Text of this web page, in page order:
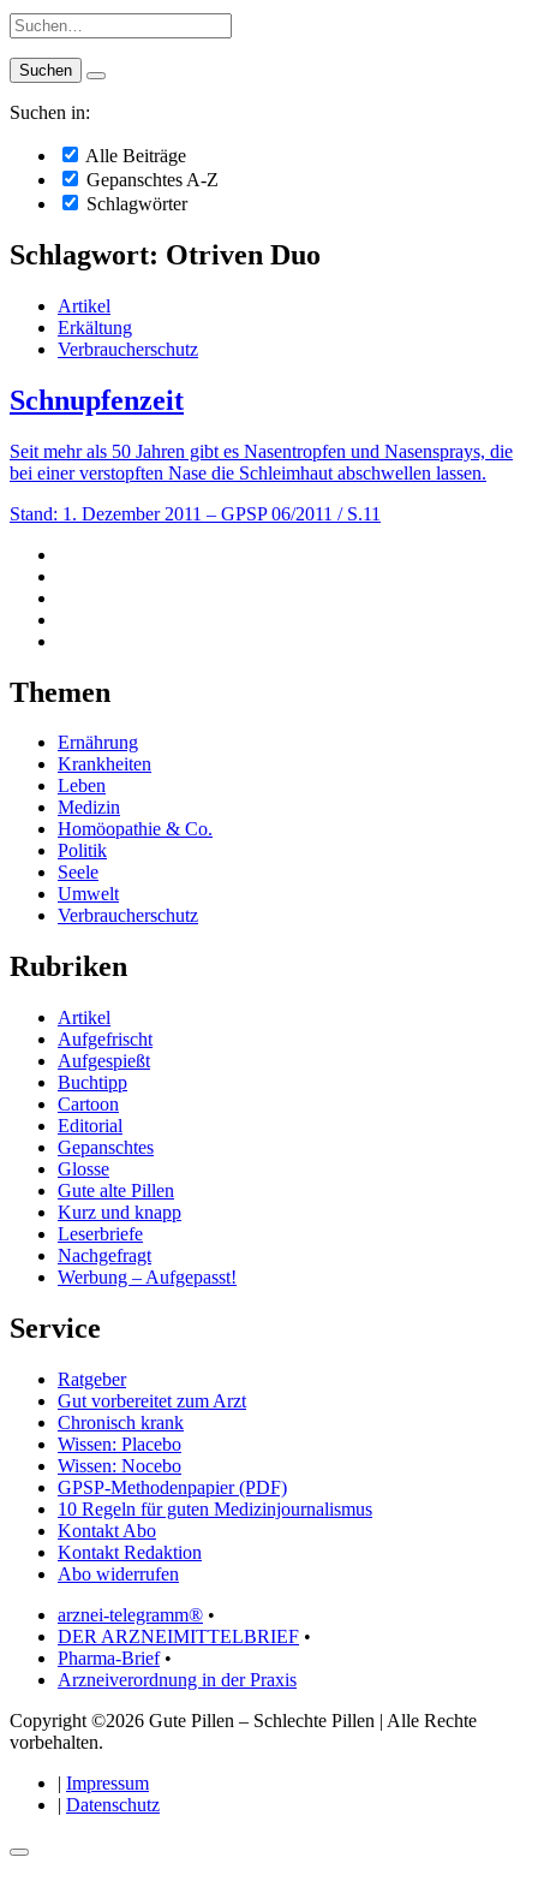
Suche:
Suchen in:
Alle Beiträge
Gepanschtes A-Z
Schlagwörter
Schlagwort: Otriven Duo
Artikel
Erkältung
Verbraucherschutz
Schnupfenzeit
Seit mehr als 50 Jahren gibt es Nasentropfen und Nasensprays, die
bei einer verstopften Nase die Schleimhaut abschwellen lassen.
Stand: 1. Dezember 2011 – GPSP 06/2011 / S.11
Themen
Ernährung
Krankheiten
Leben
Medizin
Homöopathie & Co.
Politik
Seele
Umwelt
Verbraucherschutz
Rubriken
Artikel
Aufgefrischt
Aufgespießt
Buchtipp
Cartoon
Editorial
Gepanschtes
Glosse
Gute alte Pillen
Kurz und knapp
Leserbriefe
Nachgefragt
Werbung – Aufgepasst!
Service
Ratgeber
Gut vorbereitet zum Arzt
Chronisch krank
Wissen: Placebo
Wissen: Nocebo
GPSP-Methodenpapier (PDF)
10 Regeln für guten Medizinjournalismus
Kontakt Abo
Kontakt Redaktion
Abo widerrufen
arznei-telegramm® •
DER ARZNEIMITTELBRIEF •
Pharma-Brief•
Arzneiverordnung in der Praxis
Copyright ©2026 Gute Pillen – Schlechte Pillen | Alle Rechte
vorbehalten.
| Impressum
| Datenschutz